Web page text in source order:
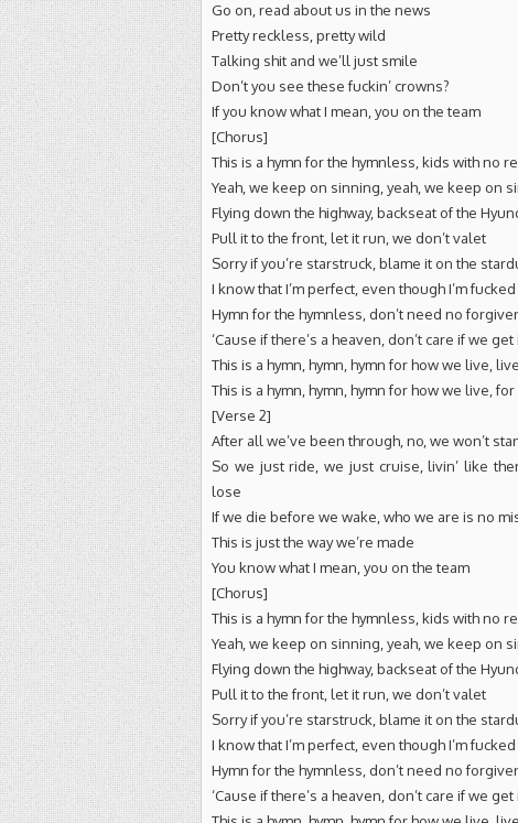
Go on, read about us in the news
Pretty reckless, pretty wild
Talking shit and we’ll just smile
Don’t you see these fuckin’ crowns?
If you know what I mean, you on the team
[Chorus]
This is a hymn for the hymnless, kids with no
Yeah, we keep on sinning, yeah, we keep on
Flying down the highway, backseat of the
Pull it to the front, let it run, we don’t valet
Sorry if you’re starstruck, blame it on the
I know that I’m perfect, even though I’m
Hymn for the hymnless, don’t need no
‘Cause if there’s a heaven, don’t care if we get
This is a hymn, hymn, hymn for how we live,
This is a hymn, hymn, hymn for how we live,
[Verse 2]
After all we’ve been through, no, we won’t
So we just ride, we just cruise, livin’ like
lose
If we die before we wake, who we are is no
This is just the way we’re made
You know what I mean, you on the team
[Chorus]
This is a hymn for the hymnless, kids with no
Yeah, we keep on sinning, yeah, we keep on
Flying down the highway, backseat of the
Pull it to the front, let it run, we don’t valet
Sorry if you’re starstruck, blame it on the
I know that I’m perfect, even though I’m
Hymn for the hymnless, don’t need no
‘Cause if there’s a heaven, don’t care if we get